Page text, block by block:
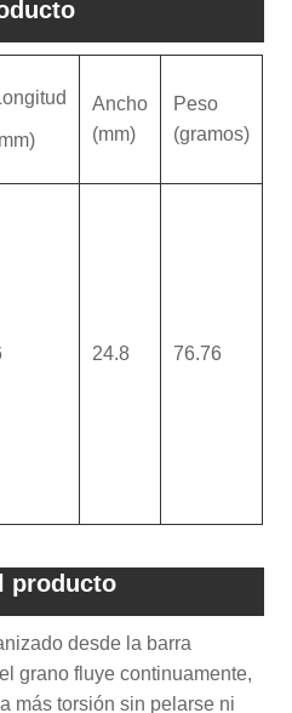
Ancho
(mm)
Peso
(gramos)
24.8 76.76
producto
desde la barra
grano fluye continuamente,
más torsión sin pelarse ni